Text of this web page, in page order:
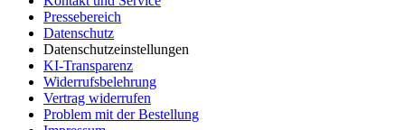
Pressebereich
Datenschutz
Datenschutzeinstellungen
KI-Transparenz
Widerrufsbelehrung
Vertrag widerrufen
Problem mit der Bestellung